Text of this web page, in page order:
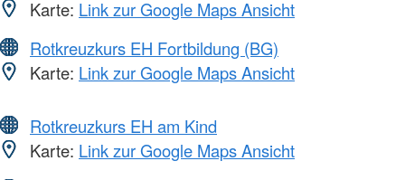
Karte: Link zur Google Maps Ansicht
Rotkreuzkurs EH Fortbildung (BG)
Karte: Link zur Google Maps Ansicht
Rotkreuzkurs EH am Kind
Karte: Link zur Google Maps Ansicht